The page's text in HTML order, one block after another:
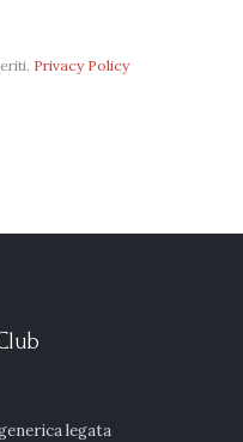
Privacy Policy
legata